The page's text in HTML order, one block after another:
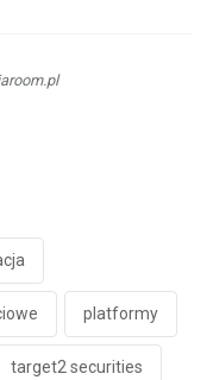
platformy
target2 securities